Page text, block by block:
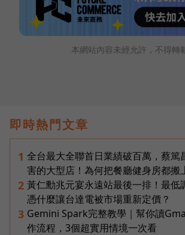
本網站內容未經允許，不得轉
即時熱門文章
1 全台最大全聯首日業績破百萬，蔡篤
害的大型店！為何把餐廳健身房都搬
2 黃仁勳兆元宴永遠站最後一排！最低
憑什麼讓台達電被市場重新定價？
3 Gemini Spark完整教學｜幫你讀
作流程，3個超實用情境一次看